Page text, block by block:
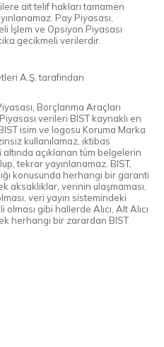
ait telif hakları tamamen
Pay Piyasası,
İşlem ve Opsiyon Piyasası
gecikmeli verilerdir.
A.Ş. tarafından
Borçlanma Araçları
verileri BIST kaynaklı en
isim ve logosu Koruma Marka
kullanılamaz, iktibas
açıklanan tüm belgelerin
tekrar yayınlanamaz. BIST,
konusunda herhangi bir garanti
aksaklıklar, verinin ulaşmaması,
veri yayın sistemindeki
gibi hallerde Alıcı, Alt Alıcı
herhangi bir zarardan BIST